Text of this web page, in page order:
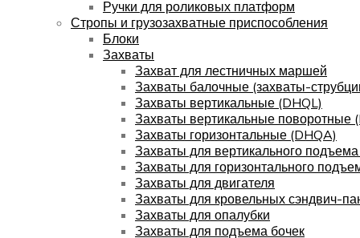
Ручки для роликовых платформ
Стропы и грузозахватные приспособления
Блоки
Захваты
Захват для лестничных маршей
Захваты балочные (захваты-
Захваты вертикальные (DHQL)
Захваты вертикальные поворотные
Захваты горизонтальные (DHQA)
Захваты для вертикального
Захваты для горизонтального
Захваты для двигателя
Захваты для кровельных сэндвич-
Захваты для опалубки
Захваты для подъема бочек